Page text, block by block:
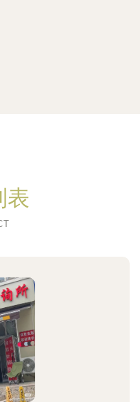
表